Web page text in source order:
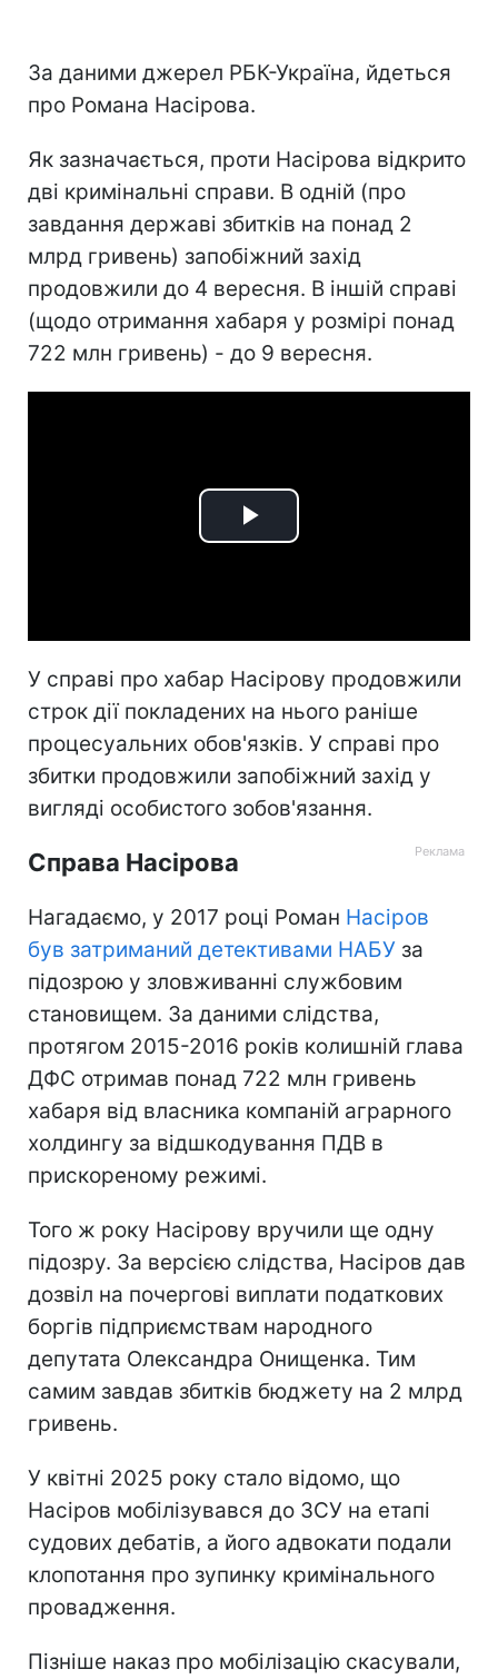
За даними джерел РБК-Україна, йдеться
про Романа Насірова.
Як зазначається, проти Насірова відкрито
дві кримінальні справи. В одній (про
завдання державі збитків на понад 2
млрд гривень) запобіжний захід
продовжили до 4 вересня. В іншій справі
(щодо отримання хабаря у розмірі понад
722 млн гривень) - до 9 вересня.
Play
У справі про хабар Насірову продовжили
строк дії покладених на нього раніше
процесуальних обов'язків. У справі про
збитки продовжили запобіжний захід у
вигляді особистого зобов'язання.
Справа Насірова
Нагадаємо, у 2017 році Роман Насіров
був затриманий детективами НАБУ за
підозрою у зловживанні службовим
становищем. За даними слідства,
протягом 2015-2016 років колишній глава
ДФС отримав понад 722 млн гривень
хабаря від власника компаній аграрного
холдингу за відшкодування ПДВ в
прискореному режимі.
Того ж року Насірову вручили ще одну
підозру. За версією слідства, Насіров дав
дозвіл на почергові виплати податкових
боргів підприємствам народного
депутата Олександра Онищенка. Тим
самим завдав збитків бюджету на 2 млрд
гривень.
У квітні 2025 року стало відомо, що
Насіров мобілізувався до ЗСУ на етапі
судових дебатів, а його адвокати подали
клопотання про зупинку кримінального
провадження.
Пізніше наказ про мобілізацію скасували,